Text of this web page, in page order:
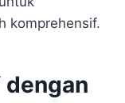
komprehensif.